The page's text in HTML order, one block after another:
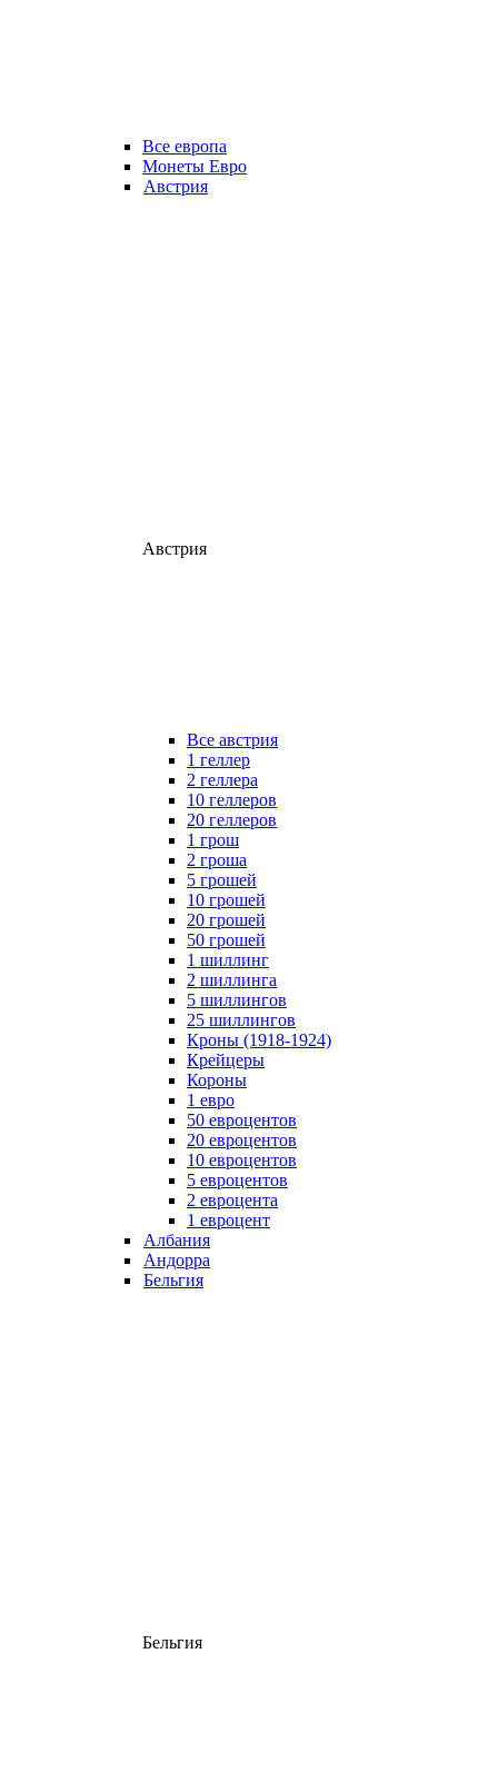
Все европа
Монеты Евро
Австрия
Австрия
Все австрия
1 геллер
2 геллера
10 геллеров
20 геллеров
1 грош
2 гроша
5 грошей
10 грошей
20 грошей
50 грошей
1 шиллинг
2 шиллинга
5 шиллингов
25 шиллингов
Кроны (1918-1924)
Крейцеры
Короны
1 евро
50 евроцентов
20 евроцентов
10 евроцентов
5 евроцентов
2 евроцента
1 евроцент
Албания
Андорра
Бельгия
Бельгия